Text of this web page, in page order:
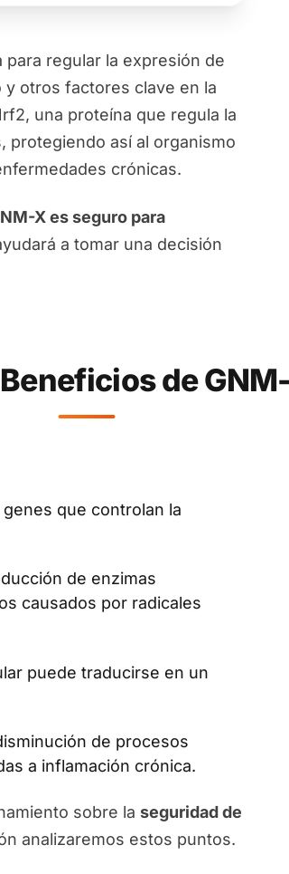
regular la expresión de
otros factores clave en la
una proteína que regula la
protegiendo así al organismo
crónicas.
X es seguro para
a tomar una decisión
de
que controlan la
de enzimas
causados por radicales
puede traducirse en un
de procesos
a inflamación crónica.
sobre la seguridad de
analizaremos estos puntos.